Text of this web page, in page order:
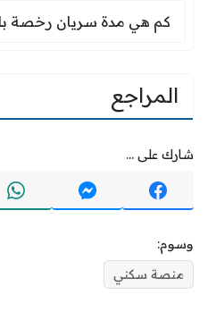
كم هي مدة سريان رخصة
كم هي مدة سريان رخصة
المراجع
شارك على ...
وسوم:
منصة سكني